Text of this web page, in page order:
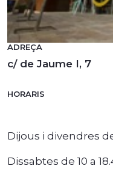
ADREÇA
c/ de Jaume I, 7
HORARIS
Dijous i divendres de
Dissabtes de 10 a